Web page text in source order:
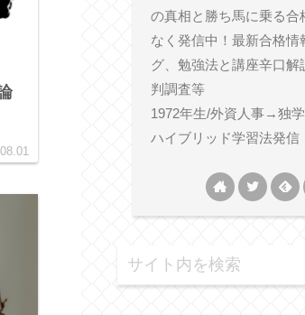
の真相と勝ち馬に乗る合
なく発信中！最新合格情
グ、勉強法と講座辛口解
判調査等
1972年生/外資人事→独
ハイブリッド学習法発信